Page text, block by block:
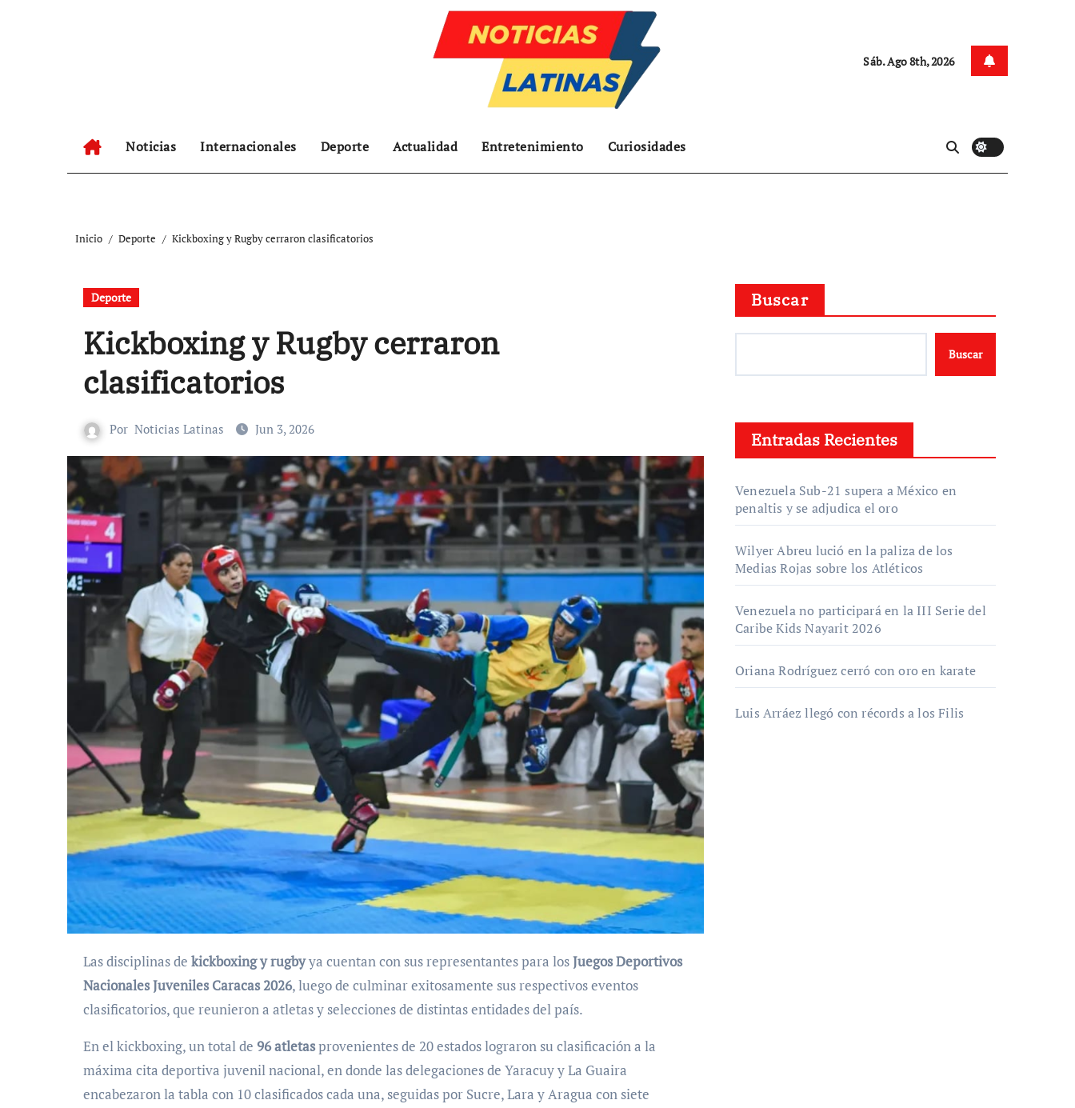
Sáb. Ago 8th, 2026
Noticias Internacionales Deporte Actualidad Entretenimiento Curiosidades
Inicio Deporte Kickboxing y Rugby cerraron clasificatorios
Deporte
Kickboxing y Rugby cerraron
clasificatorios
Por Noticias Latinas Jun 3, 2026
Las disciplinas de kickboxing y rugbyya cuentan con sus representantes para losJuegos Deportivos
Nacionales Juveniles Caracas 2026, luego de culminar exitosamente sus respectivos eventos
clasificatorios, que reunieron a atletas y selecciones de distintas entidades del país.
En el kickboxing, un total de 96 atletasprovenientes de 20 estados lograron su clasificación a la
máxima cita deportiva juvenil nacional, en donde las delegaciones de Yaracuy y La Guaira
encabezaron la tabla con 10 clasificados cada una, seguidas por Sucre, Lara y Aragua con siete
Buscar
Buscar
Entradas Recientes
Venezuela Sub-21 supera a México en
penaltis y se adjudica el oro
Wilyer Abreu lució en la paliza de los
Medias Rojas sobre los Atléticos
Venezuela no participará en la III Serie del
Caribe Kids Nayarit 2026
Oriana Rodríguez cerró con oro en karate
Luis Arráez llegó con récords a los Filis